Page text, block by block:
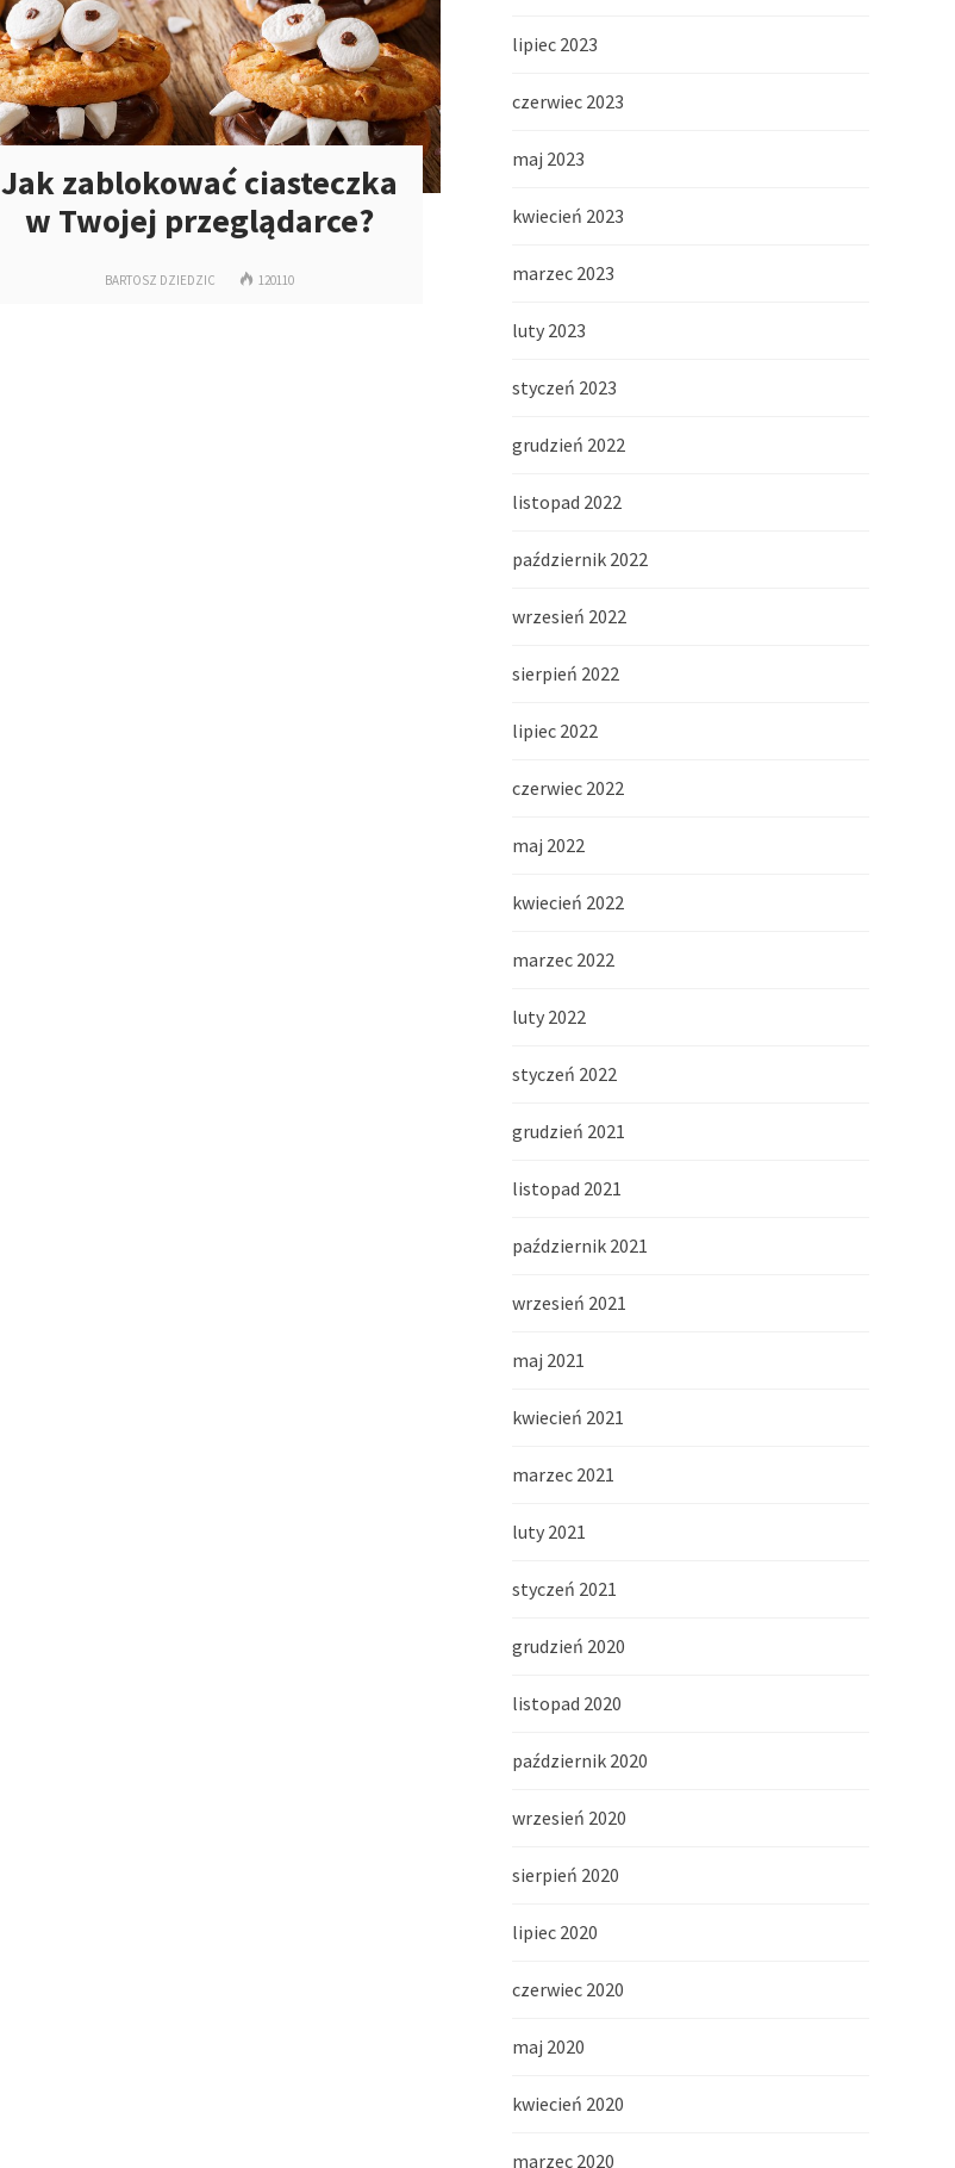
Jak zablokować ciasteczka
w Twojej przeglądarce?
BARTOSZ DZIEDZIC 120110
lipiec 2023
czerwiec 2023
maj 2023
kwiecień 2023
marzec 2023
luty 2023
styczeń 2023
grudzień 2022
listopad 2022
październik 2022
wrzesień 2022
sierpień 2022
lipiec 2022
czerwiec 2022
maj 2022
kwiecień 2022
marzec 2022
luty 2022
styczeń 2022
grudzień 2021
listopad 2021
październik 2021
wrzesień 2021
maj 2021
kwiecień 2021
marzec 2021
luty 2021
styczeń 2021
grudzień 2020
listopad 2020
październik 2020
wrzesień 2020
sierpień 2020
lipiec 2020
czerwiec 2020
maj 2020
kwiecień 2020
marzec 2020